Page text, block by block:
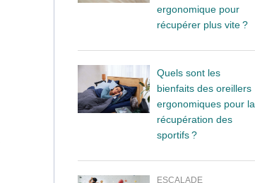
ergonomique pour
récupérer plus vite ?
Quels sont les
bienfaits des oreillers
ergonomiques pour la
récupération des
sportifs ?
ESCALADE